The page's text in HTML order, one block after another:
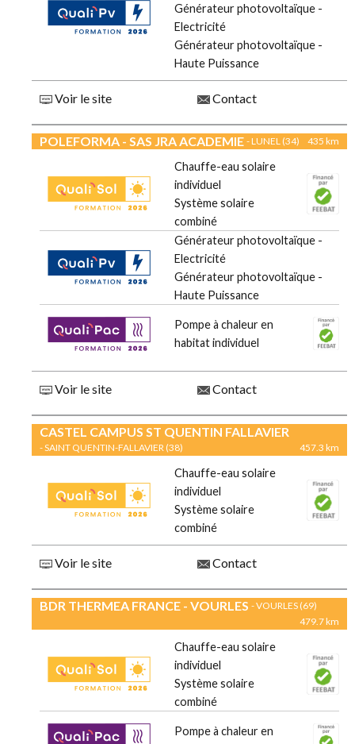
Générateur photovoltaïque -
Electricité
Générateur photovoltaïque -
Haute Puissance
Voir le site Contact
POLEFORMA - SAS JRA ACADEMIE - LUNEL (34) 435 km
Chauffe-eau solaire
individuel
Système solaire
combiné
Générateur photovoltaïque -
Electricité
Générateur photovoltaïque -
Haute Puissance
Pompe à chaleur en
habitat individuel
Voir le site Contact
CASTEL CAMPUS ST QUENTIN FALLAVIER
- SAINT QUENTIN-FALLAVIER (38) 457.3 km
Chauffe-eau solaire
individuel
Système solaire
combiné
Voir le site Contact
BDR THERMEA FRANCE - VOURLES - VOURLES (69)
479.7 km
Chauffe-eau solaire
individuel
Système solaire
combiné
Pompe à chaleur en